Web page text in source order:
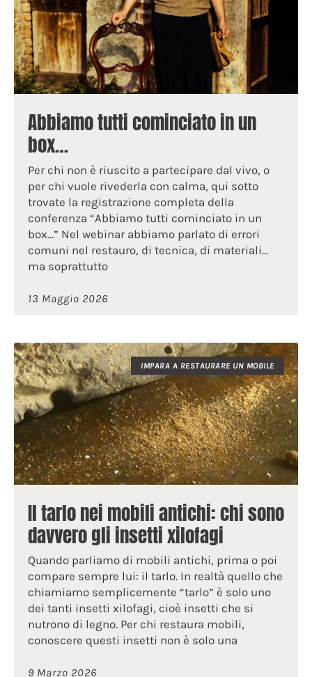
Abbiamo tutti cominciato in un
box…
Per chi non è riuscito a partecipare dal vivo, o
per chi vuole rivederla con calma, qui sotto
trovate la registrazione completa della
conferenza “Abbiamo tutti cominciato in un
box…” Nel webinar abbiamo parlato di errori
comuni nel restauro, di tecnica, di materiali…
ma soprattutto
13 Maggio 2026
IMPARA A RESTAURARE UN MOBILE
Il tarlo nei mobili antichi: chi sono
davvero gli insetti xilofagi
Quando parliamo di mobili antichi, prima o poi
compare sempre lui: il tarlo. In realtà quello che
chiamiamo semplicemente “tarlo” è solo uno
dei tanti insetti xilofagi, cioè insetti che si
nutrono di legno. Per chi restaura mobili,
conoscere questi insetti non è solo una
9 Marzo 2026